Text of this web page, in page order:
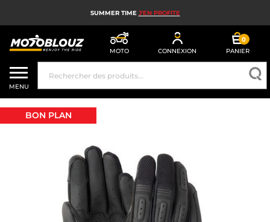
SUMMER TIME J'EN PROFITE
MOTO CONNEXION
0
PANIER
CASQUE MOTO
ÉQUIPEMENT MOTO HOMME
MX, ENDURO ET TRIAL
HIGH TECH MOTO
AIRBAG MOTO
MENU
BON PLAN